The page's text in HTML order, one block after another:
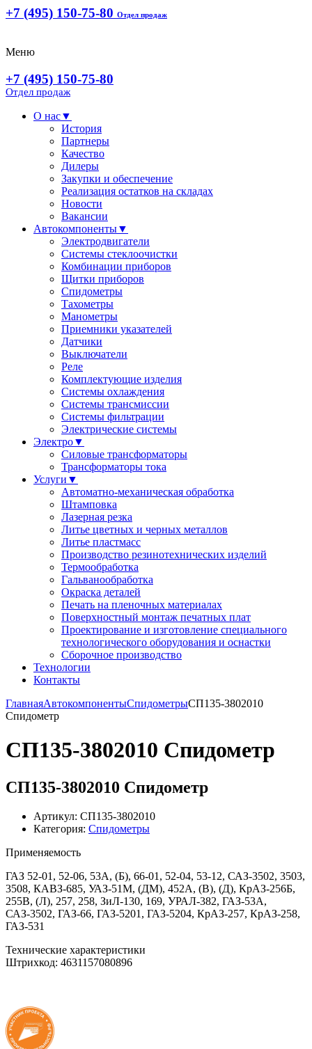
+7 (495) 150-75-80 Отдел продаж
Меню
+7 (495) 150-75-80
Отдел продаж
О нас▼
История
Партнеры
Качество
Дилеры
Закупки и обеспечение
Реализация остатков на складах
Новости
Вакансии
Автокомпоненты▼
Электродвигатели
Системы стеклоочистки
Комбинации приборов
Щитки приборов
Спидометры
Тахометры
Манометры
Приемники указателей
Датчики
Выключатели
Реле
Комплектующие изделия
Системы охлаждения
Системы трансмиссии
Системы фильтрации
Электрические системы
Электро▼
Силовые трансформаторы
Трансформаторы тока
Услуги ▼
Автоматно-механическая обработка
Штамповка
Лазерная резка
Литье цветных и черных металлов
Литье пластмасс
Производство резинотехнических изделий
Термообработка
Гальванообработка
Окраска деталей
Печать на пленочных материалах
Поверхностный монтаж печатных плат
Проектирование и изготовление специального
технологического оборудования и оснастки
Сборочное производство
Технологии
Контакты
ГлавнаяАвтокомпонентыСпидометрыСП135-3802010
Спидометр
СП135-3802010 Спидометр
СП135-3802010 Спидометр
Артикул: СП135-3802010
Категория: Спидометры
Применяемость
ГАЗ 52-01, 52-06, 53А, (Б), 66-01, 52-04, 53-12, САЗ-3502, 3503,
3508, КАВЗ-685, УАЗ-51М, (ДМ), 452А, (В), (Д), КрАЗ-256Б,
255В, (Л), 257, 258, ЗиЛ-130, 169, УРАЛ-382, ГАЗ-53А,
САЗ-3502, ГАЗ-66, ГАЗ-5201, ГАЗ-5204, КрАЗ-257, КрАЗ-258,
ГАЗ-531
Технические характеристики
Штрихкод: 4631157080896